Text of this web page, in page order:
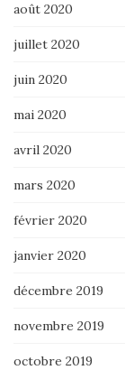
août 2020
juillet 2020
juin 2020
mai 2020
avril 2020
mars 2020
février 2020
janvier 2020
décembre 2019
novembre 2019
octobre 2019